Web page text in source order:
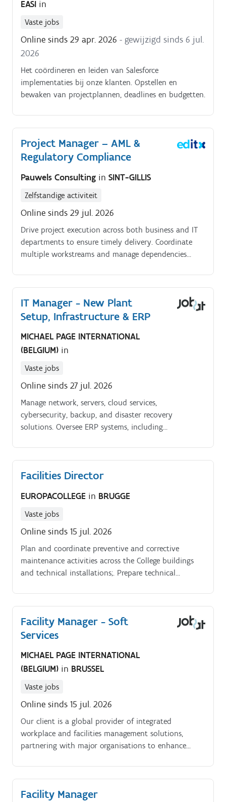
EASI in
Vaste jobs
Online sinds 29 apr. 2026 - gewijzigd sinds 6 jul.
2026
Het coördineren en leiden van Salesforce
implementaties bij onze klanten. Opstellen en
bewaken van projectplannen, deadlines en budgetten.
Project Manager – AML &
Regulatory Compliance
Pauwels Consulting in SINT-GILLIS
Zelfstandige activiteit
Online sinds 29 jul. 2026
Drive project execution across both business and IT
departments to ensure timely delivery. Coordinate
multiple workstreams and manage dependencies
priorities.
IT Manager - New Plant
Setup, Infrastructure & ERP
MICHAEL PAGE INTERNATIONAL
(BELGIUM) in
Vaste jobs
Online sinds 27 jul. 2026
Manage network, servers, cloud services,
cybersecurity, backup, and disaster recovery
solutions. Oversee ERP systems, including
Facilities Director
EUROPACOLLEGE in BRUGGE
Vaste jobs
Online sinds 15 jul. 2026
Plan and coordinate preventive and corrective
maintenance activities across the College buildings
and technical installations;. Prepare technical
infrastructure investments and renovation projects;.
Facility Manager - Soft
Services
MICHAEL PAGE INTERNATIONAL
(BELGIUM) in BRUSSEL
Vaste jobs
Online sinds 15 jul. 2026
Our client is a global provider of integrated
workplace and facilities management solutions,
partnering with major organisations to enhance
support innovation and employee engagement.
Jobomschrijving.
Facility Manager